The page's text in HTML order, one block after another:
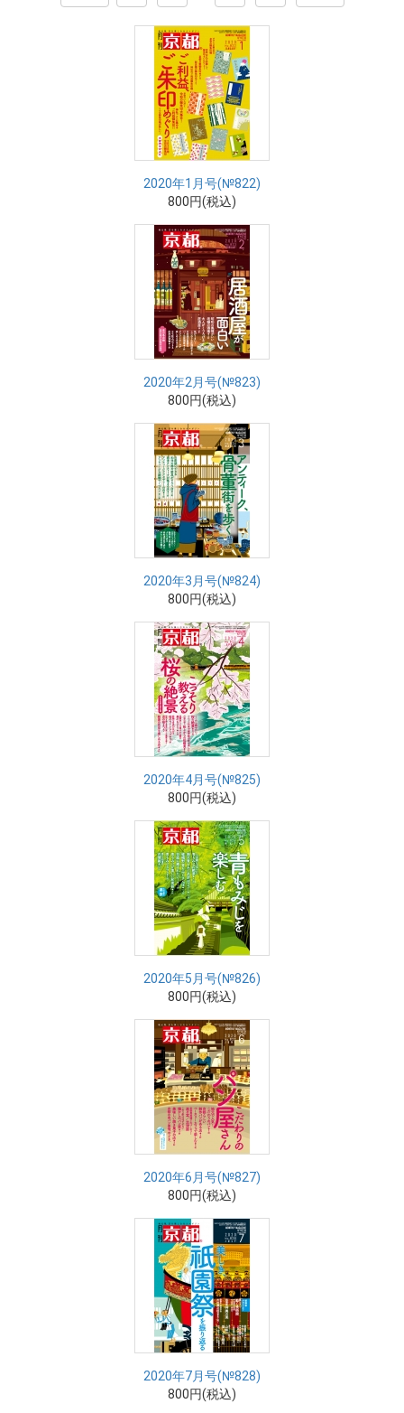
2020年1月号(№822)
800円(税込)
2020年2月号(№823)
800円(税込)
2020年3月号(№824)
800円(税込)
2020年4月号(№825)
800円(税込)
2020年5月号(№826)
800円(税込)
2020年6月号(№827)
800円(税込)
2020年7月号(№828)
800円(税込)